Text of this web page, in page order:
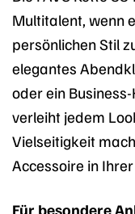
Multitalent, wenn
persönlichen Stil
elegantes
oder ein
verleiht jedem
Vielseitigkeit
Accessoire in
Für besondere